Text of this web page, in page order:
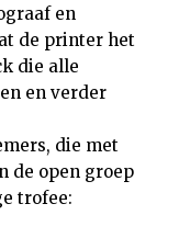
en
de printer het
die alle
en verder
die met
de open groep
trofee: